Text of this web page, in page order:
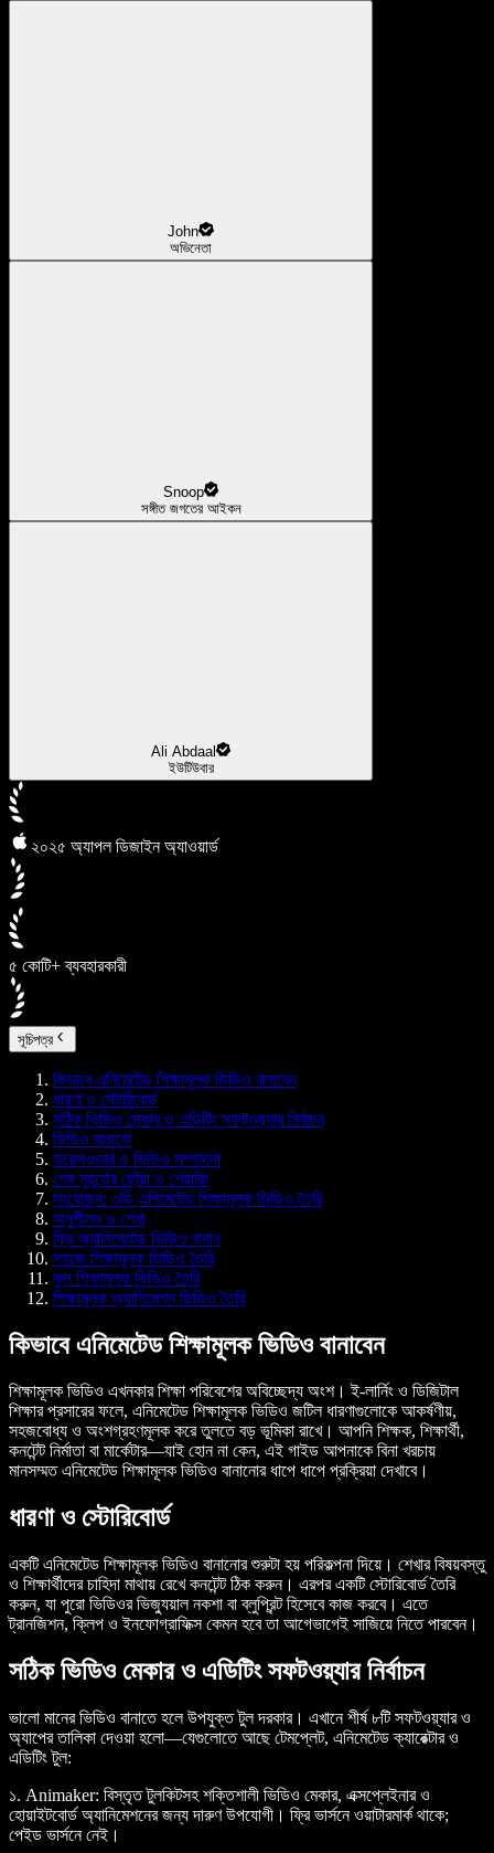
John
অভিনেতা
Snoop
সঙ্গীত জগতের আইকন
Ali Abdaal
ইউটিউবার
২০২৫ অ্যাপল ডিজাইন অ্যাওয়ার্ড
৫ কোটি+ ব্যবহারকারী
সূচিপত্র
কিভাবে এনিমেটেড শিক্ষামূলক ভিডিও বানাবেন
ধারণা ও স্টোরিবোর্ড
সঠিক ভিডিও মেকার ও এডিটিং সফটওয়্যার নির্বাচন
ভিডিও বানানো
ভয়েসওভার ও ভিডিও সম্পাদনা
শেষ মুহূর্তের ছোঁয়া ও শেয়ারিং
সংযোজন: ৩ডি এনিমেটেড শিক্ষামূলক ভিডিও তৈরি
অনুশীলন ও শেখা
ফ্রি অ্যানিমেটেড ভিডিও বানান
সহজে শিক্ষামূলক ভিডিও তৈরি
কুল শিক্ষামূলক ভিডিও তৈরি
শিক্ষামূলক অ্যানিমেশন ভিডিও তৈরি
কিভাবে এনিমেটেড শিক্ষামূলক ভিডিও বানাবেন
শিক্ষামূলক ভিডিও এখনকার শিক্ষা পরিবেশের অবিচ্ছেদ্য অংশ। ই-লার্নিং ও ডিজিটাল
শিক্ষার প্রসারের ফলে, এনিমেটেড শিক্ষামূলক ভিডিও জটিল ধারণাগুলোকে আকর্ষণীয়,
সহজবোধ্য ও অংশগ্রহণমূলক করে তুলতে বড় ভূমিকা রাখে। আপনি শিক্ষক, শিক্ষার্থী,
কনটেন্ট নির্মাতা বা মার্কেটার—যাই হোন না কেন, এই গাইড আপনাকে বিনা খরচায়
মানসম্মত এনিমেটেড শিক্ষামূলক ভিডিও বানানোর ধাপে ধাপে প্রক্রিয়া দেখাবে।
ধারণা ও স্টোরিবোর্ড
একটি এনিমেটেড শিক্ষামূলক ভিডিও বানানোর শুরুটা হয় পরিকল্পনা দিয়ে। শেখার বিষয়বস্তু
ও শিক্ষার্থীদের চাহিদা মাথায় রেখে কনটেন্ট ঠিক করুন। এরপর একটি স্টোরিবোর্ড তৈরি
করুন, যা পুরো ভিডিওর ভিজ্যুয়াল নকশা বা ব্লুপ্রিন্ট হিসেবে কাজ করবে। এতে
ট্রানজিশন, ক্লিপ ও ইনফোগ্রাফিক্স কেমন হবে তা আগেভাগেই সাজিয়ে নিতে পারবেন।
সঠিক ভিডিও মেকার ও এডিটিং সফটওয়্যার নির্বাচন
ভালো মানের ভিডিও বানাতে হলে উপযুক্ত টুল দরকার। এখানে শীর্ষ ৮টি সফটওয়্যার ও
অ্যাপের তালিকা দেওয়া হলো—যেগুলোতে আছে টেমপ্লেট, এনিমেটেড ক্যারেক্টার ও
এডিটিং টুল:
১. Animaker: বিস্তৃত টুলকিটসহ শক্তিশালী ভিডিও মেকার, এক্সপ্লেইনার ও
হোয়াইটবোর্ড অ্যানিমেশনের জন্য দারুণ উপযোগী। ফ্রি ভার্সনে ওয়াটারমার্ক থাকে;
পেইড ভার্সনে নেই।